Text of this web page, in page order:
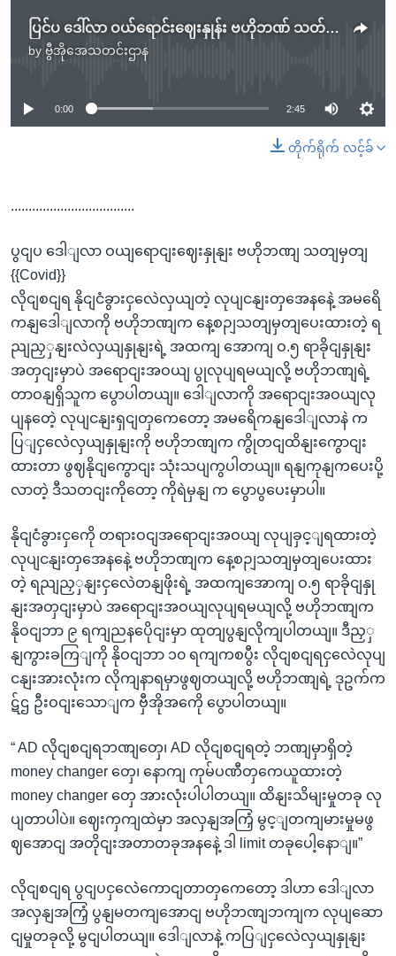
ပြင်ပ ဒေါ်လာ ဝယ်ရောင်းဈေးနှုန်း ဗဟိုဘဏ် သတ်မှတ်
by ဗွီအိုအေသတင်းဌာန
No media source currently available
0:00 2:45
တိုက်ရိုက် လင့်ခ်
...................................
ပွငျပ ဒေါျလာ ဝယျရောငျးဈေးနှုနျး ဗဟိုဘဏျ သတျမှတျ
{{Covid}}
လိုငျစငျရ နိုငျငံခွားငှလေဲလှယျတဲ့ လုပျငနျးတှအေနနေဲ့ အမရေိ
ကနျဒေါျလာကို ဗဟိုဘဏျက နေ့စဉျသတျမှတျပေးထားတဲ့ ရ
ညျညှှနျးလဲလှယျနှုနျးရဲ့ အထကျ အောကျ ဝ.၅ ရာခိုငျနှုနျး
အတှငျးမှာပဲ အရောငျးအဝယျ ပွုလုပျရမယျလို့ ဗဟိုဘဏျရဲ့
တာဝနျရှိသူက ပွောပါတယျ။ ဒေါျလာကို အရောငျးအဝယျလု
ပျနတေဲ့ လုပျငနျးရှငျတှကေတော့ အမရေိကနျဒေါျလာနဲ က
ပြျငှလေဲလှယျနှုနျးကို ဗဟိုဘဏျက ကွိုတငျထိနျးကွောငျး
ထားတာ ဖွဈနိုငျကွောငျး သုံးသပျကွပါတယျ။ ရနျကုနျကပေးပို့
လာတဲ့ ဒီသတငျးကိုတော့ ကိုရဲမှနျ က ပွောပွပေးမှာပါ။
နိုငျငံခွားငှကေို တရားဝငျအရောငျးအဝယျ လုပျခှင့ျရထားတဲ့
လုပျငနျးတှအေနနေဲ့ ဗဟိုဘဏျက နေ့စဉျသတျမှတျပေးထား
တဲ့ ရညျညှှနျးငှလေဲတနျဖိုးရဲ့ အထကျအောကျ ဝ.၅ ရာခိုငျနှု
နျးအတှငျးမှာပဲ အရောငျးအဝယျလုပျရမယျလို့ ဗဟိုဘဏျက
နိုဝငျဘာ ၉ ရကျညနပေိုငျးမှာ ထုတျပွနျလိုကျပါတယျ။ ဒီညှှ
နျကွားခကြျကို နိုဝငျဘာ ၁၀ ရကျကစပွီး လိုငျစငျရငှလေဲလုပျ
ငနျးအားလုံးက လိုကျနာရမှာဖွဈတယျလို့ ဗဟိုဘဏျရဲ့ ဒုဥက်က
ဋ်ဌ ဦးဝငျးသောျက ဗှီအိုအကေို ပွောပါတယျ။
“ AD လိုငျစငျရဘဏျတှေ၊ AD လိုငျစငျရတဲ့ ဘဏျမှာရှိတဲ့
money changer တှေ၊ နောကျ ကုမ်ပဏီတှကေယူထားတဲ့
money changer တှေ အားလုံးပါပါတယျ။ ထိနျးသိမျးမှုတခု လု
ပျတာပါပဲ။ ဈေးကှကျထဲမှာ အလှနျအကြှံ မွင့ျတကျမားမှုမဖွ
ဈအောငျ အတိုငျးအတာတခုအနနေဲ့ ဒါ limit တခုပေါ့နောျ။”
လိုငျစငျရ ပွငျပငှလေဲကောငျတာတှကေတော့ ဒါဟာ ဒေါျလာ
အလှနျအကြှံ ပွနျမတကျအောငျ ဗဟိုဘဏျဘကျက လုပျဆော
ငျမှုတခုလို့ မွငျပါတယျ။ ဒေါျလာနဲ့ ကပြျငှလေဲလှယျနှုနျး